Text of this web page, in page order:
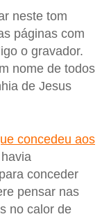
neste tom
páginas com
o gravador.
nome de todos
de Jesus
concedeu aos
conceder
pensar nas
no calor de